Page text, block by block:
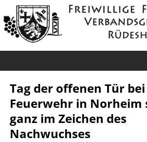
Tag der offenen Tür
Feuerwehr in Norheim
ganz im Zeichen des
Nachwuchses